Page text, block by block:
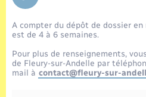
Etat-civil - Papiers -
Mariage – PACS
Parrainage civil
Logement - Urbanisme
Transports scolaires
Travaux - Autorisation
public
Compétences
Plan interactif
A compter du dépôt de dossier
est de 4 à 6 semaines.
Pour plus de renseignements,
de Fleury-sur-Andelle par
mail à contact@fleury-sur-